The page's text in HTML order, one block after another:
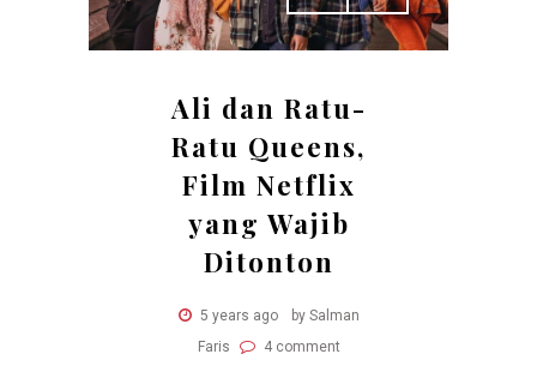
Ali dan Ratu-
Ratu Queens,
Film Netflix
yang Wajib
Ditonton
5 years ago
by Salman
Faris
4 comment